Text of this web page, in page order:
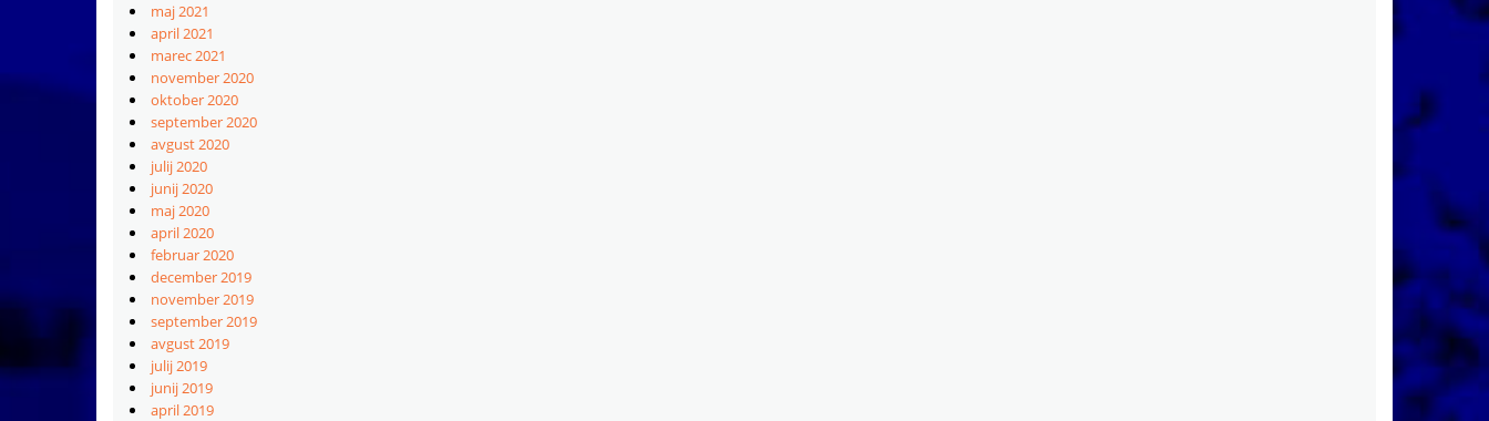
maj 2021
april 2021
marec 2021
november 2020
oktober 2020
september 2020
avgust 2020
julij 2020
junij 2020
maj 2020
april 2020
februar 2020
december 2019
november 2019
september 2019
avgust 2019
julij 2019
junij 2019
april 2019